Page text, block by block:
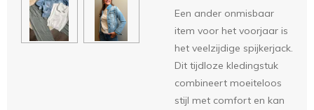
Een ander onmisbaar
item voor het voorjaar is
het veelzijdige spijkerjack.
Dit tijdloze kledingstuk
combineert moeiteloos
stijl met comfort en kan